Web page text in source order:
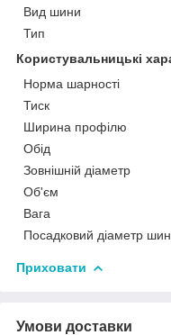
Вид шини
Тип
Користувальницькі
Норма шарності
Тиск
Ширина профілю
Обід
Зовнішній діаметр
Об'єм
Вага
Посадковий діаметр
Приховати
Умови доставки